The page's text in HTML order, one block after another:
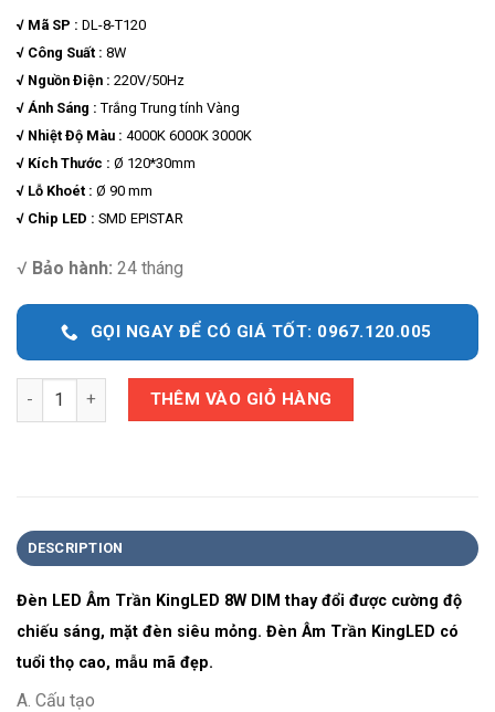
√ Mã SP : DL-8-T120
√ Công Suất : 8W
√ Nguồn Điện : 220V/50Hz
√ Ánh Sáng : Trắng Trung tính Vàng
√ Nhiệt Độ Màu : 4000K 6000K 3000K
√ Kích Thước : Ø 120*30mm
√ Lỗ Khoét : Ø 90 mm
√ Chip LED : SMD EPISTAR
√ Bảo hành: 24 tháng
GỌI NGAY ĐỂ CÓ GIÁ TỐT: 0967.120.005
Quantity THÊM VÀO GIỎ HÀNG
DESCRIPTION
Đèn LED Âm Trần KingLED 8W DIM thay đổi được cường độ
chiếu sáng, mặt đèn siêu mỏng. Đèn Âm Trần KingLED có
tuổi thọ cao, mẫu mã đẹp.
A. Cấu tạo